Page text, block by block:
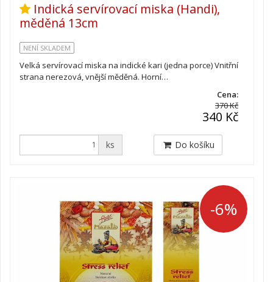
Indická servírovací miska (Handi),
měděná 13cm
NENÍ SKLADEM
Velká servírovací miska na indické kari (jedna porce) Vnitřní
strana nerezová, vnější měděná. Horní…
Cena:
370 Kč
340 Kč
ks Do košíku
-6%